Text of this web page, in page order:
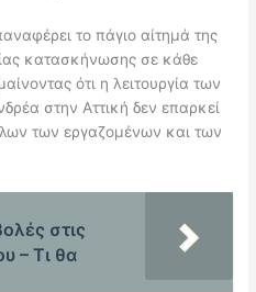
το πάγιο αίτημά της
κατασκήνωσης σε κάθε
ότι η λειτουργία των
στην Αττική δεν επαρκεί
των εργαζομένων και των
στις
– Τι θα